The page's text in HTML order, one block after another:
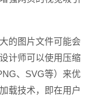
的图片文件可能会
计师可以使用压缩
、SVG等）来优
载技术，即在用户